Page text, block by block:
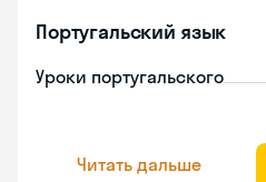
Португальский язык
Уроки португальского
Читать дальше